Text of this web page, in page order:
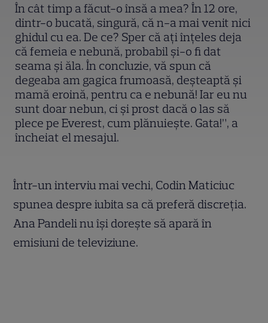
În cât timp a făcut-o însă a mea? În 12 ore,
dintr-o bucată, singură, că n-a mai venit nici
ghidul cu ea. De ce? Sper că ați înțeles deja
că femeia e nebună, probabil și-o fi dat
seama și ăla. În concluzie, vă spun că
degeaba am gagica frumoasă, deșteaptă și
mamă eroină, pentru ca e nebună! Iar eu nu
sunt doar nebun, ci și prost dacă o las să
plece pe Everest, cum plănuiește. Gata!”, a
încheiat el mesajul.
Într-un interviu mai vechi, Codin Maticiuc
spunea despre iubita sa că preferă discreția.
Ana Pandeli nu își dorește să apară în
emisiuni de televiziune.